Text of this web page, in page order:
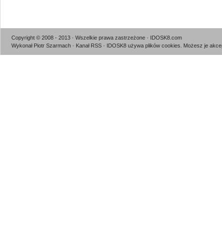
Copyright © 2008 - 2013 · Wszelkie prawa zastrzeżone · IDOSK8.com
Wykonał Piotr Szarmach · Kanał RSS · IDOSK8 używa plików cookies. Możesz je